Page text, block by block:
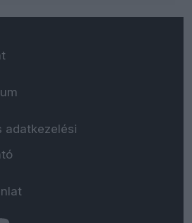
adatkezelési